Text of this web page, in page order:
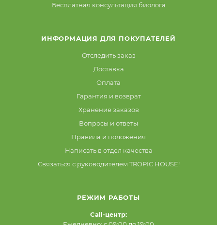
Бесплатная консультация биолога
ИНФОРМАЦИЯ ДЛЯ ПОКУПАТЕЛЕЙ
Отследить заказ
Доставка
Оплата
Гарантия и возврат
Хранение заказов
Вопросы и ответы
Правила и положения
Написать в отдел качества
Связаться с руководителем TROPIC HOUSE!
РЕЖИМ РАБОТЫ
Call-центр: